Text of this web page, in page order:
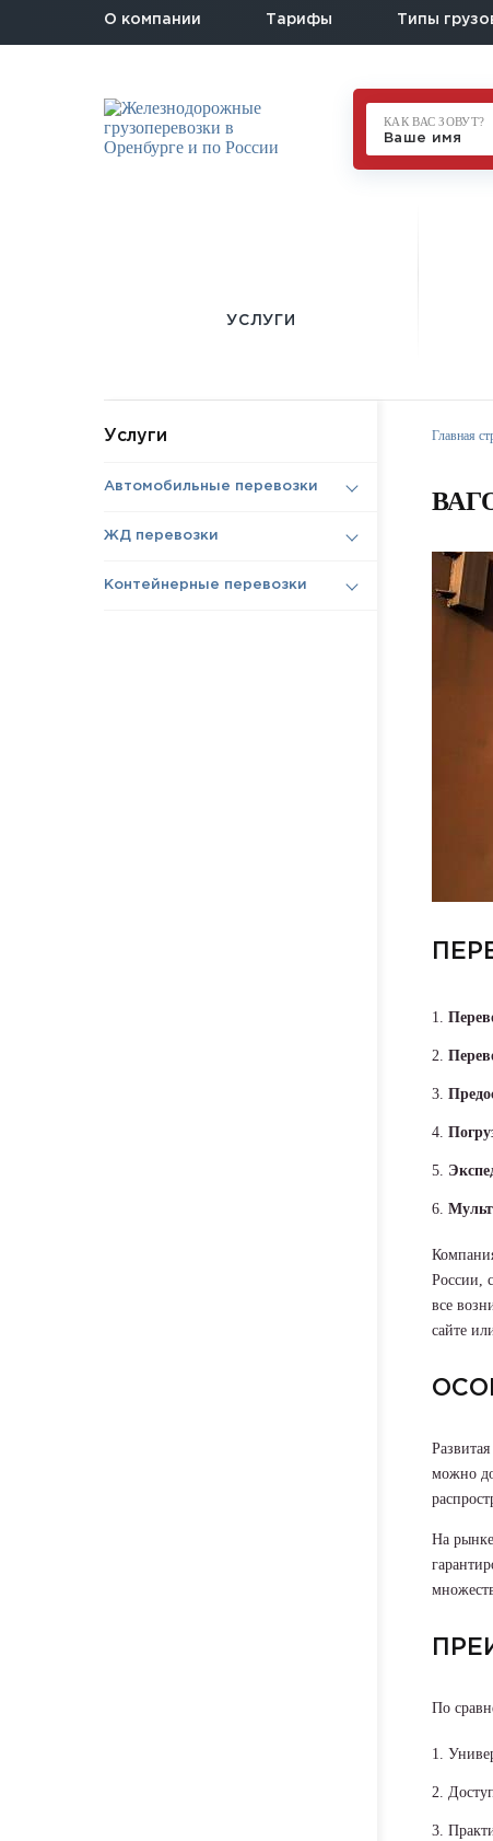
О компании Тарифы Типы
КАК ВАС ЗОВУТ?
УСЛУГИ
Услуги
Автомобильные перевозки
ЖД перевозки
Контейнерные перевозки
Главная
России,
все
сайте
можно
На
По